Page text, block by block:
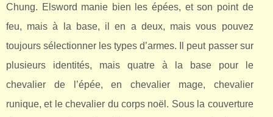
Chung. Elsword manie bien les épées, et son point de
feu, mais à la base, il en a deux, mais vous pouvez
toujours sélectionner les types d’armes. Il peut passer sur
plusieurs identités, mais quatre à la base pour le
chevalier de l’épée, en chevalier mage, chevalier
runique, et le chevalier du corps noël. Sous la couverture